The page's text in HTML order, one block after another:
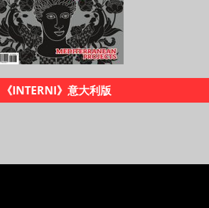
《INTERNI设计时代》杂志